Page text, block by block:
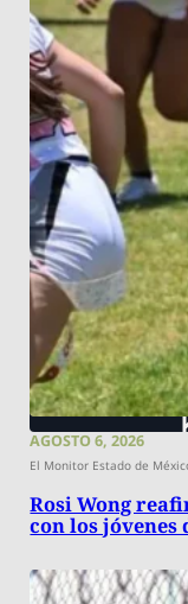
AGOSTO 6, 2026
El Monitor Estado de
Rosi Wong
con los jóvenes